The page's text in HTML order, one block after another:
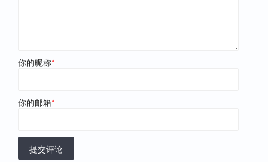
你的昵称*
你的邮箱*
提交评论